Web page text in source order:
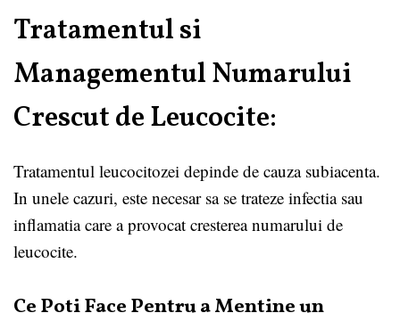
Tratamentul si
Managementul Numarului
Crescut de Leucocite:
Tratamentul leucocitozei depinde de cauza subiacenta.
In unele cazuri, este necesar sa se trateze infectia sau
inflamatia care a provocat cresterea numarului de
leucocite.
Ce Poti Face Pentru a Mentine un